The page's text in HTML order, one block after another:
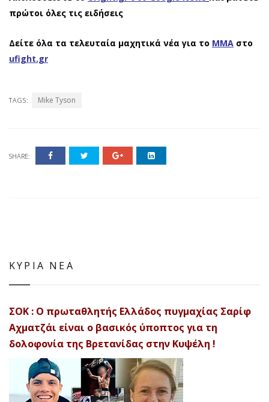
πρώτοι όλες τις ειδήσεις
Δείτε όλα τα τελευταία μαχητικά νέα για το ΜΜΑ στο
ufight.gr
TAGS: Mike Tyson
SHARE:
ΚΥΡΙΑ ΝΕΑ
ΣΟΚ : Ο πρωταθλητής Ελλάδος πυγμαχίας Σαρίφ
Αχματζάι είναι ο βασικός ύποπτος για τη
δολοφονία της Βρετανίδας στην Κυψέλη !